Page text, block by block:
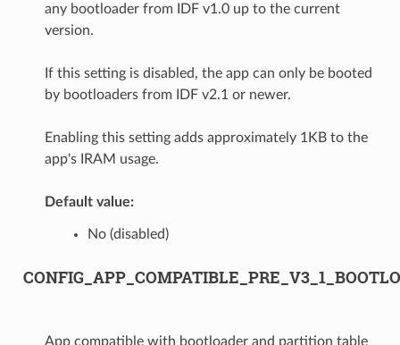
any bootloader from IDF v1.0 up to the current
version.
If this setting is disabled, the app can only be booted
by bootloaders from IDF v2.1 or newer.
Enabling this setting adds approximately 1KB to the
app's IRAM usage.
Default value:
No (disabled)
App compatible with bootloader and partition table